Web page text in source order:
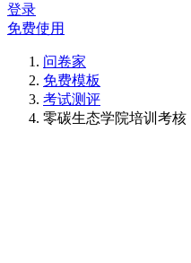
登录
免费使用
问卷家
免费模板
考试测评
零碳生态学院培训考核